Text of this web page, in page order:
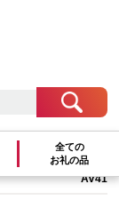
全ての
お礼の品
2,700
9,000
AV41